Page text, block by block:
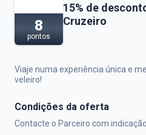
8
pontos
Get Zen,
15% de
Cruzeiro
Viaje numa experiência única e
veleiro!
Condições da oferta
Contacte o Parceiro com